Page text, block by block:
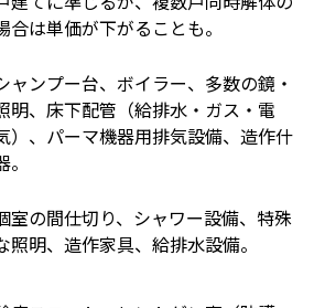
合は単価が下がることも。
ャンプー台、ボイラー、多数の鏡・
明、床下配管（給排水・ガス・電
）、パーマ機器用排気設備、造作什
。
室の間仕切り、シャワー設備、特殊
照明、造作家具、給排水設備。